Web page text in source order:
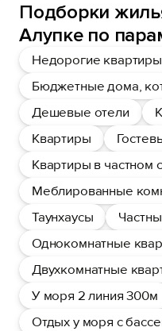
Подборки
Алупке по
Недорогие квартиры
Бюджетные дома,
Дешевые отели
Квартиры
Квартиры в частном
Меблированные
Таунхаусы
Однокомнатные
Двухкомнатные
У моря 2 линия 300м
Отдых у моря с